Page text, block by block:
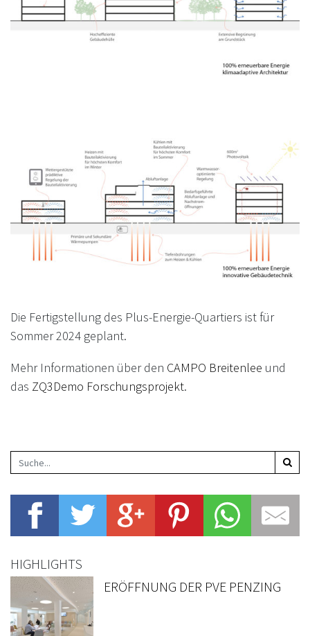
Die Fertigstellung des Plus-Energie-Quartiers ist für
Sommer 2024 geplant.
Mehr Informationen über den CAMPO Breitenlee und
das ZQ3Demo Forschungsprojekt.
HIGHLIGHTS
ERÖFFNUNG DER PVE PENZING